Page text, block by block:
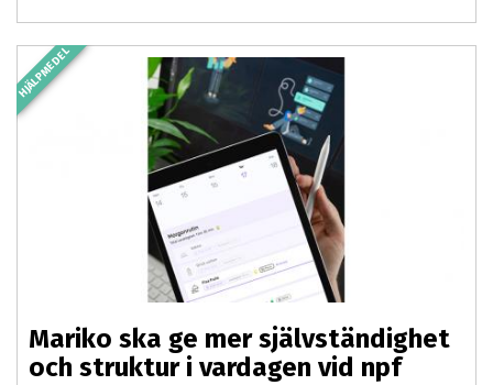
HJÄLPMEDEL
Mariko ska ge mer självständighet
och struktur i vardagen vid npf